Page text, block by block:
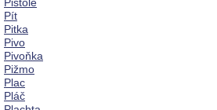
Pít
Pitka
Pivo
Pivoňka
Pižmo
Plac
Pláč